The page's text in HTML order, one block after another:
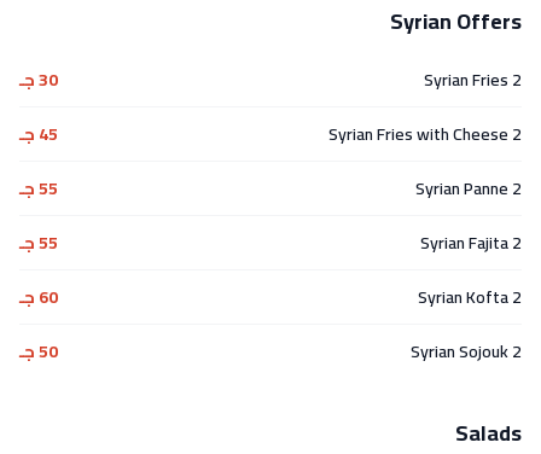
Syrian Offers
2 Syrian Fries
30 جـ
2 Syrian Fries with Cheese
45 جـ
2 Syrian Panne
55 جـ
2 Syrian Fajita
55 جـ
2 Syrian Kofta
60 جـ
2 Syrian Sojouk
50 جـ
Salads